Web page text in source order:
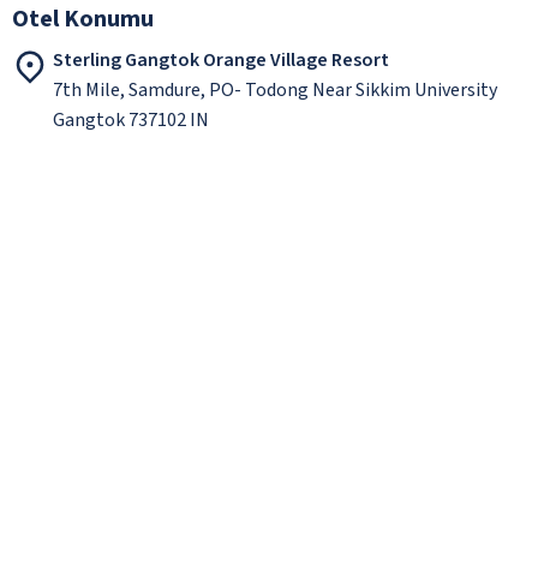
Otel Konumu
Sterling Gangtok Orange Village Resort
7th Mile, Samdure, PO- Todong Near Sikkim University
Gangtok 737102 IN